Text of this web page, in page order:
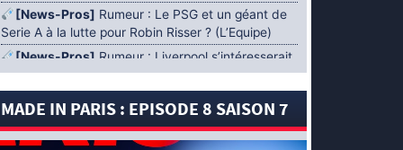
[News-Pros] Rumeur : Le PSG et un géant de
Serie A à la lutte pour Robin Risser ? (L’Equipe)
[News-Pros] Rumeur : Liverpool s’intéresserait
à Ibrahim Mbaye en plus de Bradley Barcola
(Fabrizio Romano)
[News-Pros]Rumeur : Accord contractuel
trouvé entre le PSG et Mika Godts (Fabrizio
MADE IN PARIS : EPISODE 8 SAISON 7